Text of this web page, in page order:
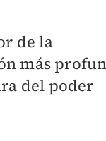
de la
más
del poder